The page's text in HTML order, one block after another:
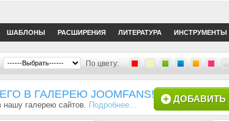
ШАБЛОНЫ РАСШИРЕНИЯ ЛИТЕРАТУРА ИНСТРУМЕНТЫ
По цвету:
В ГАЛЕРЕЮ JOOMFANS!
нашу галерею сайтов. Подробнее...
ДОБАВИТЬ